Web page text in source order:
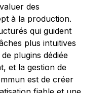
des
à la production.
qui guident
plus intuitives
plugins dédiée
et la gestion de
est de créer